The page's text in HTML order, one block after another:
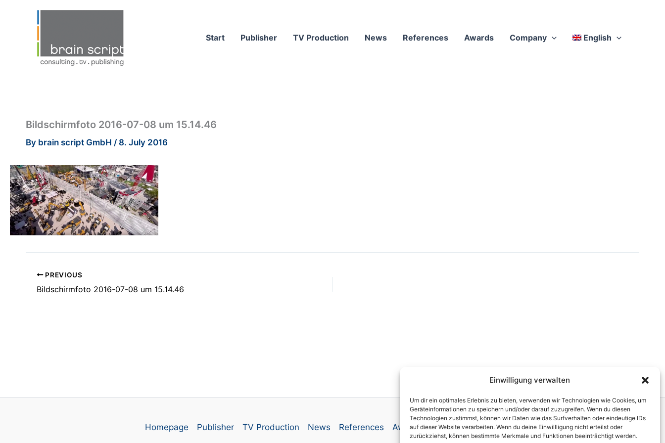
Einwilligung verwalten
Um dir ein optimales Erlebnis zu bieten, verwenden wir Technologien wie Cookies, um
Geräteinformationen zu speichern und/oder darauf zuzugreifen. Wenn du diesen
Technologien zustimmst, können wir Daten wie das Surfverhalten oder eindeutige IDs
auf dieser Website verarbeiten. Wenn du deine Einwillligung nicht erteilst oder
zurückziehst, können bestimmte Merkmale und Funktionen beeinträchtigt werden.
Start Publisher TV Production News References Awards Company English
Bildschirmfoto 2016-07-08 um 15.14.46
By brain script GmbH / 8. July 2016
PREVIOUS
Bildschirmfoto 2016-07-08 um 15.14.46
Homepage Publisher TV Production News References Awards Company Impressum